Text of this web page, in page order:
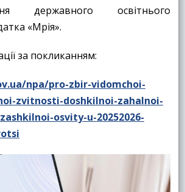
державного освітнього
«Мрія».
за покликанням:
npa/pro-zbir-vidomchoi-
zvitnosti-doshkilnoi-zahalnoi-
osvity-u-20252026-